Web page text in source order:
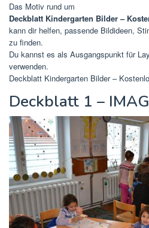
Das Motiv rund um
Deckblatt Kindergarten Bilder –
kann dir helfen, passende Bildideen,
zu finden.
Du kannst es als Ausgangspunkt für
verwenden.
Deckblatt Kindergarten Bilder –
Deckblatt 1 –